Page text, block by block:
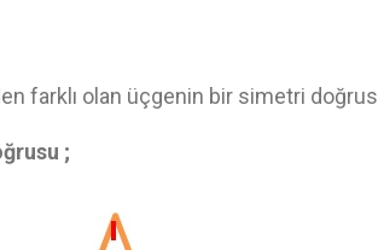
farklı olan üçgenin bir simetri
;